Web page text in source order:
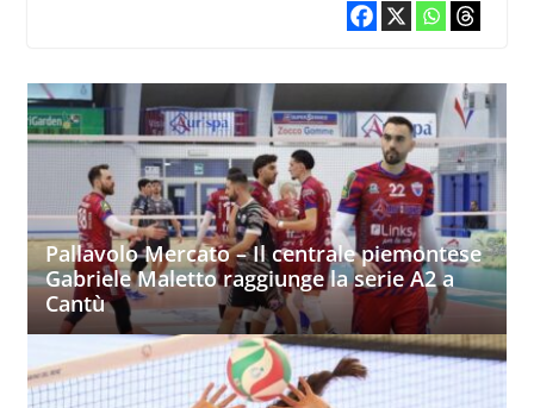
Pallavolo Mercato – Il centrale piemontese
Gabriele Maletto raggiunge la serie A2 a
Cantù